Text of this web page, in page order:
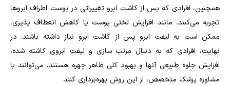
همچنین، افرادی که پس از کاشت ابرو تغییراتی در پوست اطراف ابروها
تجربه می‌کنند، مانند افزایش لختی پوست یا کاهش انعطاف پذیری،
ممکن است به لیفت ابرو پس از کاشت ابرو نیاز داشته باشند. در
نهایت، افرادی که به دنبال مرتب سازی و لیفت ابروی کاشته شده،
افزایش جلوه طبیعی آنها و بهبود کلی ظاهر چهره هستند، می‌توانند با
مشاوره پزشک متخصص، از این روش بهره‌برداری کنند.